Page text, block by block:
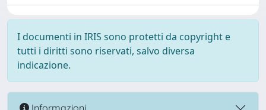
I documenti in IRIS sono protetti da copyright e
tutti i diritti sono riservati, salvo diversa
indicazione.
Informazioni